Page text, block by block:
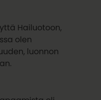
Hailuotoon,
olen
luonnon